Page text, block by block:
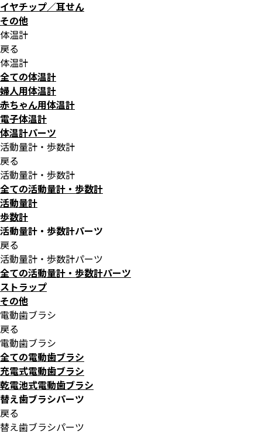
イヤチップ／耳せん
その他
体温計
戻る
体温計
全ての体温計
婦人用体温計
赤ちゃん用体温計
電子体温計
体温計パーツ
活動量計・歩数計
戻る
活動量計・歩数計
全ての活動量計・歩数計
活動量計
歩数計
活動量計・歩数計パーツ
戻る
活動量計・歩数計パーツ
全ての活動量計・歩数計パーツ
ストラップ
その他
電動歯ブラシ
戻る
電動歯ブラシ
全ての電動歯ブラシ
充電式電動歯ブラシ
乾電池式電動歯ブラシ
替え歯ブラシパーツ
戻る
替え歯ブラシパーツ